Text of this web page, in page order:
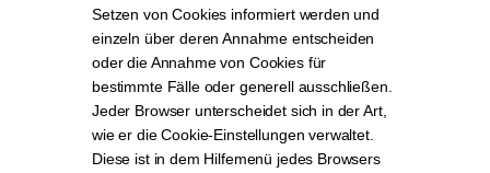
Setzen von Cookies informiert werden und
einzeln über deren Annahme entscheiden
oder die Annahme von Cookies für
bestimmte Fälle oder generell ausschließen.
Jeder Browser unterscheidet sich in der Art,
wie er die Cookie-Einstellungen verwaltet.
Diese ist in dem Hilfemenü jedes Browsers